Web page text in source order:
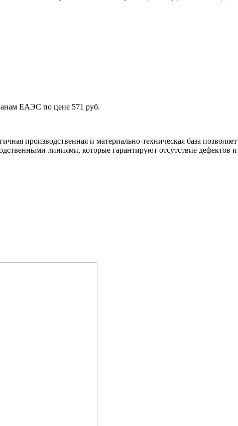
ЕАЭС по цене 571 руб.
производственная и материально-техническая база
линиями, которые гарантируют отсутствие дефектов